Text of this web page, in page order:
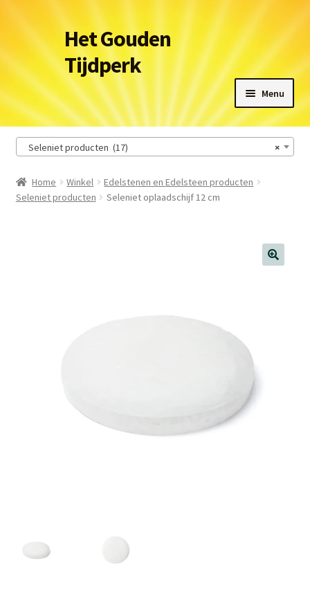
naar
navigatie
de
inhoud
Het Gouden
Tijdperk
Menu
Winkel
Het Gouden Tijdperk
×
Seleniet producten (17)
Home Winkel
Edelstenen en Edelsteen producten
Seleniet producten
Seleniet oplaadschijf 12 cm